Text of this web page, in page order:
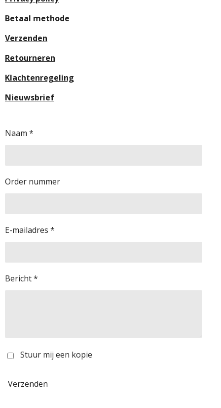
Betaal methode
Verzenden
Retourneren
Klachtenregeling
Nieuwsbrief
Naam *
Order nummer
E-mailadres *
Bericht *
Stuur mij een kopie
Verzenden